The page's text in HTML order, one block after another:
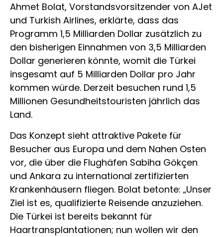
Ahmet Bolat, Vorstandsvorsitzender von AJet
und Turkish Airlines, erklärte, dass das
Programm 1,5 Milliarden Dollar zusätzlich zu
den bisherigen Einnahmen von 3,5 Milliarden
Dollar generieren könnte, womit die Türkei
insgesamt auf 5 Milliarden Dollar pro Jahr
kommen würde. Derzeit besuchen rund 1,5
Millionen Gesundheitstouristen jährlich das
Land.
Das Konzept sieht attraktive Pakete für
Besucher aus Europa und dem Nahen Osten
vor, die über die Flughäfen Sabiha Gökçen
und Ankara zu international zertifizierten
Krankenhäusern fliegen. Bolat betonte: „Unser
Ziel ist es, qualifizierte Reisende anzuziehen.
Die Türkei ist bereits bekannt für
Haartransplantationen; nun wollen wir den